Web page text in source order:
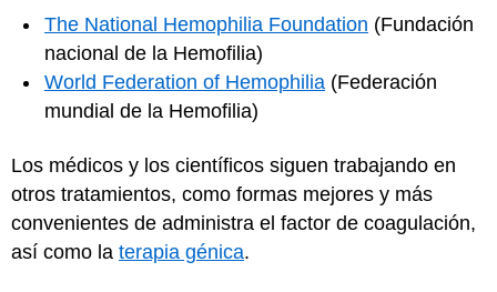
The National Hemophilia Foundation (Fundación
nacional de la Hemofilia)
World Federation of Hemophilia (Federación
mundial de la Hemofilia)
Los médicos y los científicos siguen trabajando en
otros tratamientos, como formas mejores y más
convenientes de administra el factor de coagulación,
así como la terapia génica.